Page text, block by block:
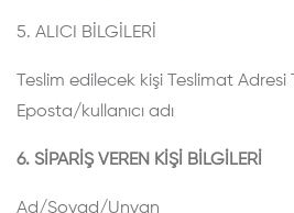
5. ALICI BİLGİLERİ
Teslim edilecek kişi Teslimat Adresi
Eposta/kullanıcı adı
6. SİPARİŞ VEREN KİŞİ BİLGİLERİ
Ad/Soyad/Unvan